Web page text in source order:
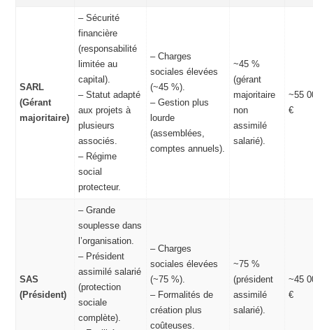
SARL
(Gérant
majoritaire)
– Sécurité
financière
(responsabilité
limitée au
capital).
– Statut adapté
aux projets à
plusieurs
associés.
– Régime
social
protecteur.
– Charges
sociales élevées
(~45 %).
– Gestion plus
lourde
(assemblées,
comptes annuels).
~45 %
(gérant
majoritaire
non
assimilé
salarié).
~55
€
SAS
(Président)
– Grande
souplesse dans
l’organisation.
– Président
assimilé salarié
(protection
sociale
complète).
– Charges
sociales élevées
(~75 %).
– Formalités de
création plus
coûteuses.
~75 %
(président
assimilé
salarié).
~45
€